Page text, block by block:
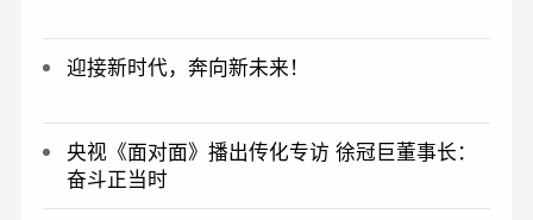
迎接新时代，奔向新未来！
央视《面对面》播出传化专访 徐冠巨董事长：
奋斗正当时